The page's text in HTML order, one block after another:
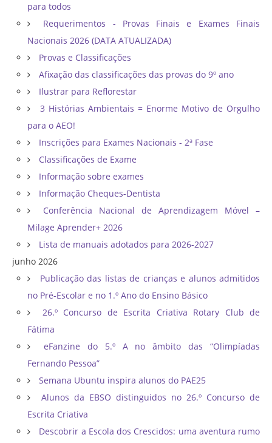
para todos
Requerimentos - Provas Finais e Exames Finais
Nacionais 2026 (DATA ATUALIZADA)
Provas e Classificações
Afixação das classificações das provas do 9º ano
Ilustrar para Reflorestar
3 Histórias Ambientais = Enorme Motivo de Orgulho
para o AEO!
Inscrições para Exames Nacionais - 2ª Fase
Classificações de Exame
Informação sobre exames
Informação Cheques-Dentista
Conferência Nacional de Aprendizagem Móvel –
Milage Aprender+ 2026
Lista de manuais adotados para 2026-2027
junho 2026
Publicação das listas de crianças e alunos admitidos
no Pré-Escolar e no 1.º Ano do Ensino Básico
26.º Concurso de Escrita Criativa Rotary Club de
Fátima
eFanzine do 5.º A no âmbito das “Olimpíadas
Fernando Pessoa”
Semana Ubuntu inspira alunos do PAE25
Alunos da EBSO distinguidos no 26.º Concurso de
Escrita Criativa
Descobrir a Escola dos Crescidos: uma aventura rumo